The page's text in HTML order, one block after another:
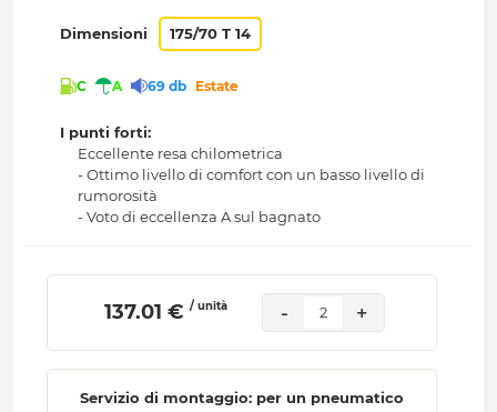
Dimensioni 175/70 T 14
C A 69 db Estate
I punti forti:
Eccellente resa chilometrica
- Ottimo livello di comfort con un basso livello di
rumorosità
- Voto di eccellenza A sul bagnato
137.01 € / unità - 2 +
Servizio di montaggio: per un pneumatico